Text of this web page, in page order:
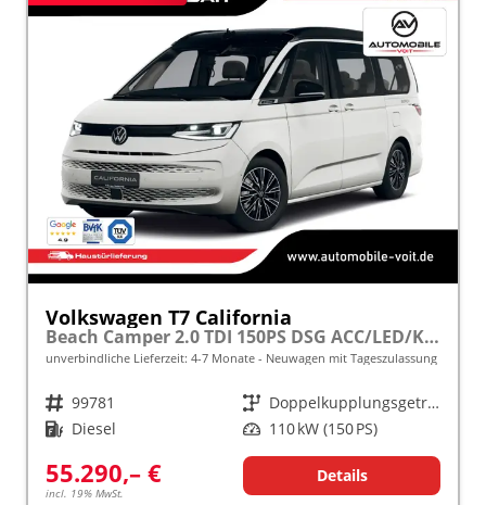
Volkswagen T7 California
Beach Camper 2.0 TDI 150PS DSG ACC/LED/KAMERA frei konfigurierbar!
unverbindliche Lieferzeit: 4-7 Monate Neuwagen mit Tageszulassung
Fahrzeugnr. 99781 Getriebe
Doppelkupplungsgetriebe (DSG)
Kraftstoff Diesel Leistung 110 kW (150 PS)
55.290,– €
incl. 19% MwSt.
Details